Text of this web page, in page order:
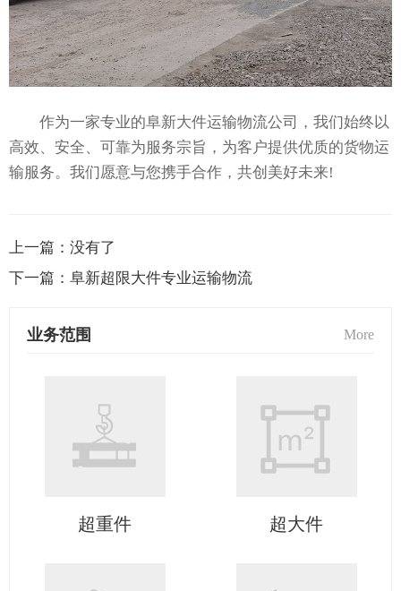
作为一家专业的阜新大件运输物流公司，我们始终以
高效、安全、可靠为服务宗旨，为客户提供优质的货物运
输服务。我们愿意与您携手合作，共创美好未来!
上一篇： 没有了
下一篇： 阜新超限大件专业运输物流
业务范围 More
超重件 超大件